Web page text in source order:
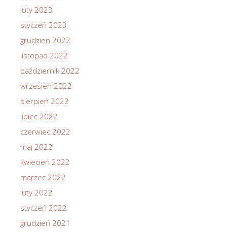
luty 2023
styczeń 2023
grudzień 2022
listopad 2022
październik 2022
wrzesień 2022
sierpień 2022
lipiec 2022
czerwiec 2022
maj 2022
kwiecień 2022
marzec 2022
luty 2022
styczeń 2022
grudzień 2021